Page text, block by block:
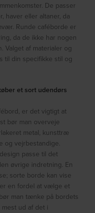
De passer
haver eller altaner, da
Runde caféborde er
da de ikke har nogen
Valget af materialer og
til din specifikke stil og
et sort udendørs
er det vigtigt at
bør man overveje
metal, kunsttræ
og vejrbestandige.
passe til det
øvrige indretning. En
sorte borde kan vise
en fordel at vælge et
man tænke på bordets
ud af det i